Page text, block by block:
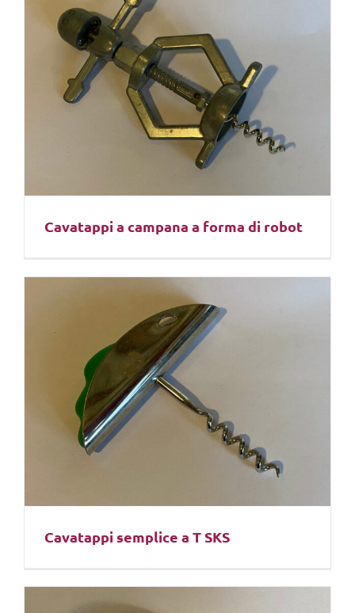
Cavatappi a campana a forma di robot
Cavatappi semplice a T SKS